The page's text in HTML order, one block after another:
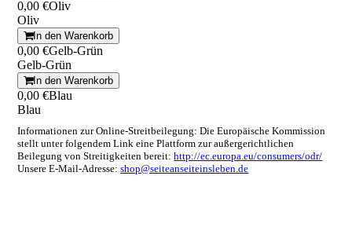
0,00 €Oliv
Oliv
In den Warenkorb
0,00 €Gelb-Grün
Gelb-Grün
In den Warenkorb
0,00 €Blau
Blau
Informationen zur Online-Streitbeilegung: Die Europäische Kommission
stellt unter folgendem Link eine Plattform zur außergerichtlichen
Beilegung von Streitigkeiten bereit:http://ec.europa.eu/consumers/odr/
Unsere E-Mail-Adresse:shop@seiteanseiteinsleben.de